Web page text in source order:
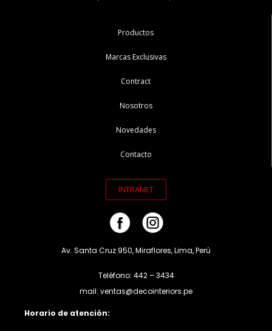
Productos
Marcas Exclusivas
Contract
Nosotros
Novedades
Contacto
INTRANET
Av. Santa Cruz 950, Miraflores, Lima, Perú
Teléfono: 442 – 3434
mail: ventas@decointeriors.pe
Horario de atención: